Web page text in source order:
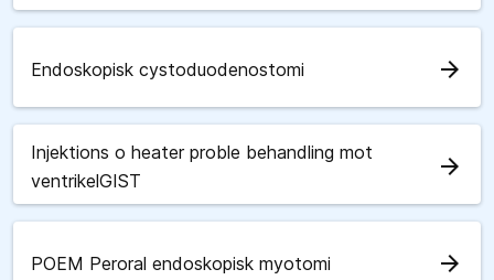
Endoskopisk cystoduodenostomi arrow_forward
Injektions o heater proble behandling mot
ventrikelGIST
arrow_forward
POEM Peroral endoskopisk myotomi arrow_forward